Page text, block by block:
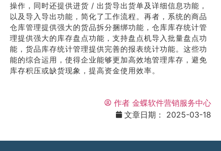
操作，同时还提供进货 / 出货导出货单及详细信息功能，
以及导入导出功能，简化了工作流程。再者，系统的商品
仓库管理提供强大的货品拆分捆绑功能，仓库库存统计管
理提供强大的库存盘点功能，支持盘点机导入批量盘点功
能，货品库存统计管理提供完善的报表统计功能。这些功
能的综合运用，使得企业能够更加高效地管理库存，避免
库存积压或缺货现象，提高资金使用效率。
作者 金蝶软件营销服务中心
文章日期：
2025-03-18